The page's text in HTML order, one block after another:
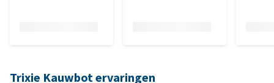
Trixie Kauwbot ervaringen